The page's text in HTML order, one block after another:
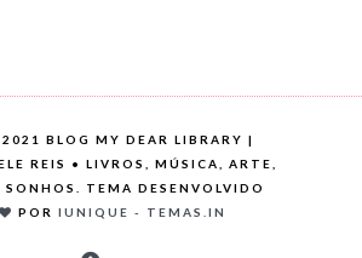
BLOG MY DEAR LIBRARY |
REIS • LIVROS, MÚSICA, ARTE,
SONHOS. TEMA DESENVOLVIDO
POR IUNIQUE - TEMAS.IN